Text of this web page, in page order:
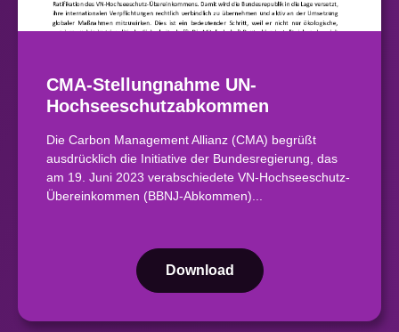
CMA-Stellungnahme UN-
Hochseeschutzabkommen
Die Carbon Management Allianz (CMA) begrüßt
ausdrücklich die Initiative der Bundesregierung, das
am 19. Juni 2023 verabschiedete VN-Hochseeschutz-
Übereinkommen (BBNJ-Abkommen)...
Download